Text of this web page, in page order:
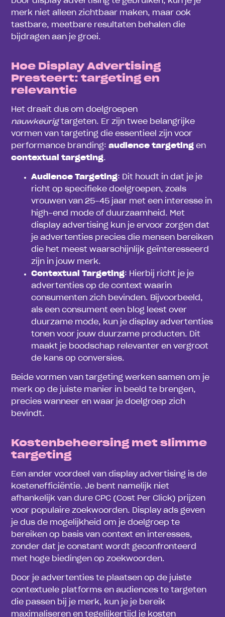
merk niet alleen zichtbaar maken, maar ook
tastbare, meetbare resultaten behalen die
bijdragen aan je groei.
Hoe Display Advertising
Presteert: targeting en
relevantie
Het draait dus om doelgroepen
nauwkeurigtargeten. Er zijn twee belangrijke
vormen van targeting die essentieel zijn voor
performance branding:audience targeting en
contextual targeting.
Audience Targeting: Dit houdt in dat je je
richt op specifieke doelgroepen, zoals
vrouwen van 25-45 jaar met een interesse in
high-end mode of duurzaamheid. Met
display advertising kun je ervoor zorgen dat
je advertenties precies die mensen bereiken
die het meest waarschijnlijk geïnteresseerd
zijn in jouw merk.
Contextual Targeting: Hierbij richt je je
advertenties op de context waarin
consumenten zich bevinden. Bijvoorbeeld,
als een consument een blog leest over
duurzame mode, kun je display advertenties
tonen voor jouw duurzame producten. Dit
maakt je boodschap relevanter en vergroot
de kans op conversies.
Beide vormen van targeting werken samen om je
merk op de juiste manier in beeld te brengen,
precies wanneer en waar je doelgroep zich
bevindt.
Kostenbeheersing met slimme
targeting
Een ander voordeel van display advertising is de
kostenefficiëntie. Je bent namelijk niet
afhankelijk van dure CPC (Cost Per Click) prijzen
voor populaire zoekwoorden. Display ads geven
je dus de mogelijkheid om je doelgroep te
bereiken op basis van context en interesses,
zonder dat je constant wordt geconfronteerd
met hoge biedingen op zoekwoorden.
Door je advertenties te plaatsen op de juiste
contextuele platforms en audiences te targeten
die passen bij je merk, kun je je bereik
maximaliseren en tegelijkertijd je kosten